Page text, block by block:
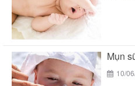
Mụn
10/